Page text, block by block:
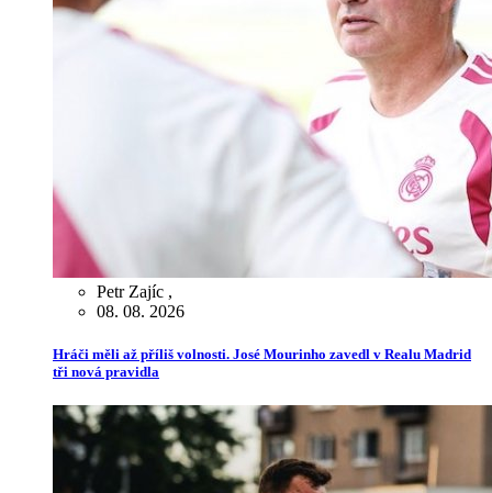
Petr Zajíc ,
08. 08. 2026
Hráči měli až příliš volnosti. José Mourinho zavedl v Realu Madrid
tři nová pravidla